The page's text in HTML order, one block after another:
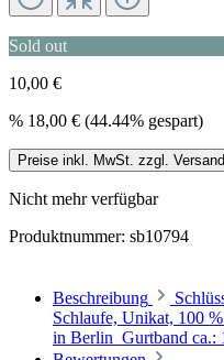
Sold out
10,00 €
% 18,00 € (44.44% gespart)
Preise inkl. MwSt. zzgl.
Nicht mehr verfügbar
Produktnummer: sb10794
Beschreibung
Schlaufe, Unikat, 100
in Berlin Gurtband